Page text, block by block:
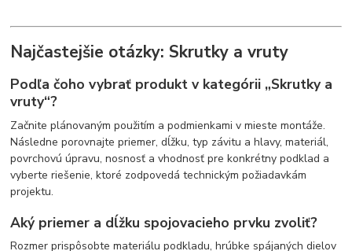
Najčastejšie otázky: Skrutky a vruty
Podľa čoho vybrať produkt v kategórii „Skrutky a
vruty“?
Začnite plánovaným použitím a podmienkami v mieste montáže.
Následne porovnajte priemer, dĺžku, typ závitu a hlavy, materiál,
povrchovú úpravu, nosnosť a vhodnosť pre konkrétny podklad a
vyberte riešenie, ktoré zodpovedá technickým požiadavkám
projektu.
Aký priemer a dĺžku spojovacieho prvku zvoliť?
Rozmer prispôsobte materiálu podkladu, hrúbke spájaných dielov